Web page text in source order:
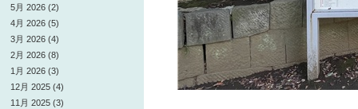
5月 2026 (2)
4月 2026 (5)
3月 2026 (4)
2月 2026 (8)
1月 2026 (3)
12月 2025 (4)
11月 2025 (3)